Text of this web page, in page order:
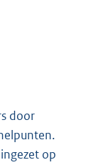
door
op